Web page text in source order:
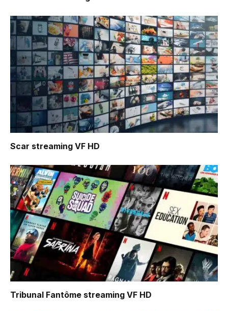
Scar streaming VF HD
Tribunal Fantôme streaming VF HD